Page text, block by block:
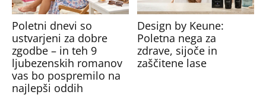
Poletni dnevi so
ustvarjeni za dobre
zgodbe – in teh 9
ljubezenskih romanov
vas bo pospremilo na
najlepši oddih
Design by Keune:
Poletna nega za
zdrave, sijoče in
zaščitene lase